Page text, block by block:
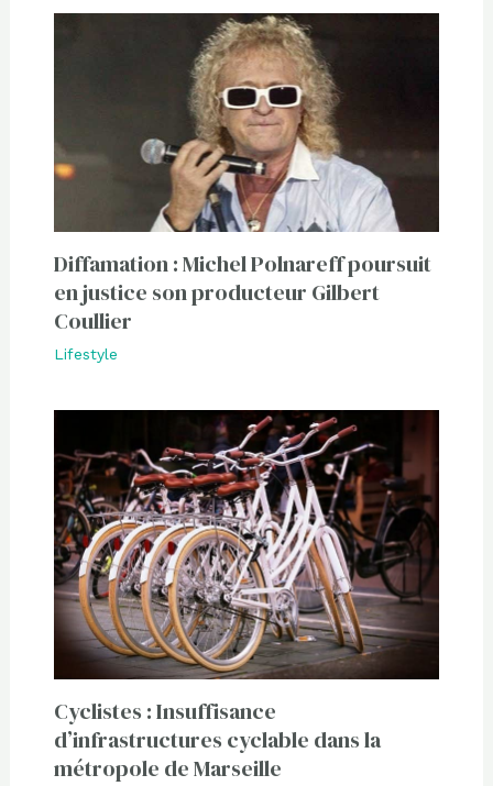
Diffamation : Michel Polnareff poursuit
en justice son producteur Gilbert
Coullier
Lifestyle
Cyclistes : Insuffisance
d’infrastructures cyclable dans la
métropole de Marseille